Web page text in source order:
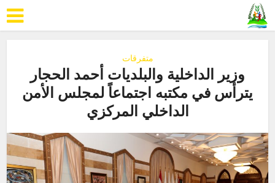
متفرقات
وزير الداخلية والبلديات أحمد الحجار
يترأس في مكتبه اجتماعاً لمجلس الأمن
الداخلي المركزي